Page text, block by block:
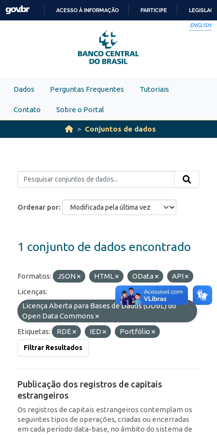
Skip to main content
PARA
O
CONTEÚDO
ACESSO À INFORMAÇÃO PARTICIPE
ENGLISH
Dados Perguntas Frequentes Tutoriais
Contato Sobre o Portal
Conjuntos de dados
Ordenar por
1 conjunto de dados encontrado
Formatos: JSON HTML OData
API
Licenças:
Licença Aberta para Bases de Dados (ODbL) do
Open Data Commons
Etiquetas:
RDE IED Portfólio
Filtrar Resultados
Publicação dos registros de capitais
estrangeiros
Os registros de capitais estrangeiros contemplam os
seguintes tipos de operações, criadas ou encerradas
em cada período data-base, no âmbito do sistema de